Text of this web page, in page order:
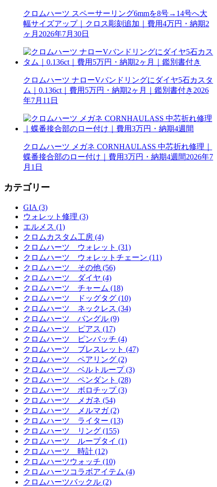
クロムハーツ スペーサーリング6mmを8号→14号へ大
幅サイズアップ｜クロス彫刻追加｜費用4万円・納期2
ヶ月 2026年7月30日
クロムハーツ ナローVバンドリングにダイヤ5石カスタ
ム｜0.136ct｜費用5万円・納期2ヶ月｜鑑別書付き 2026
年7月11日
クロムハーツ メガネ CORNHAULASS 中芯折れ修理｜
蝶番接合部のロー付け｜費用3万円・納期4週間2026年7
月1日
カテゴリー
GIA (3)
ウォレット修理 (3)
エルメス (1)
クロムカスタム工房 (4)
クロムハーツ ウォレット (31)
クロムハーツ ウォレットチェーン (11)
クロムハーツ その他 (56)
クロムハーツ ダイヤ (4)
クロムハーツ チャーム (18)
クロムハーツ ドッグタグ (10)
クロムハーツ ネックレス (34)
クロムハーツ バングル (9)
クロムハーツ ピアス (17)
クロムハーツ ピンバッチ (4)
クロムハーツ ブレスレット (47)
クロムハーツ ペアリング (2)
クロムハーツ ベルトループ (3)
クロムハーツ ペンダント (28)
クロムハーツ ボロチップ (3)
クロムハーツ メガネ (54)
クロムハーツ メルマガ (2)
クロムハーツ ライター (13)
クロムハーツ リング (155)
クロムハーツ ループタイ (1)
クロムハーツ 時計 (12)
クロムハーツウォッチ (10)
クロムハーツコラボアイテム (4)
クロムハーツバックル (2)